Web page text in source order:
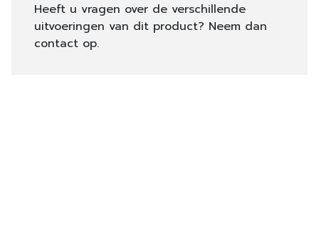
Heeft u vragen over de verschillende
uitvoeringen van dit product? Neem dan
contact op.